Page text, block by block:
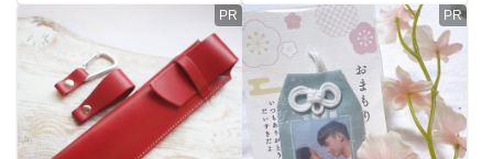
PR PR